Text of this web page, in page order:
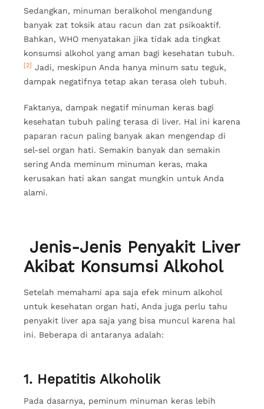
Sedangkan, minuman beralkohol mengandung
banyak zat toksik atau racun dan zat psikoaktif.
Bahkan, WHO menyatakan jika tidak ada tingkat
konsumsi alkohol yang aman bagi kesehatan tubuh.
[2] Jadi, meskipun Anda hanya minum satu teguk,
dampak negatifnya tetap akan terasa oleh tubuh.
Faktanya, dampak negatif minuman keras bagi
kesehatan tubuh paling terasa di liver. Hal ini karena
paparan racun paling banyak akan mengendap di
sel-sel organ hati. Semakin banyak dan semakin
sering Anda meminum minuman keras, maka
kerusakan hati akan sangat mungkin untuk Anda
alami.
Jenis-Jenis Penyakit Liver
Akibat Konsumsi Alkohol
Setelah memahami apa saja efek minum alkohol
untuk kesehatan organ hati, Anda juga perlu tahu
penyakit liver apa saja yang bisa muncul karena hal
ini. Beberapa di antaranya adalah:
1. Hepatitis Alkoholik
Pada dasarnya, peminum minuman keras lebih